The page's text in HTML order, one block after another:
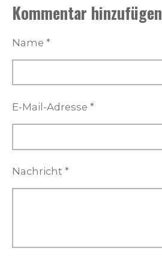
l
e
l
e
l
e
l
e
Kommentar hinzufügen
Name *
E-Mail-Adresse *
Nachricht *